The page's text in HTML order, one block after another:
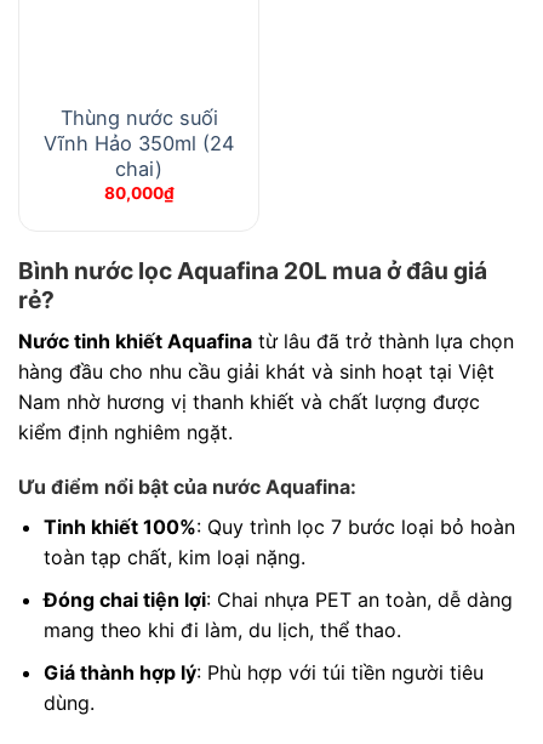
Thùng nước suối
Vĩnh Hảo 350ml (24
chai)
80,000₫
Bình nước lọc Aquafina 20L mua ở đâu giá
rẻ?
Nước tinh khiết Aquafina từ lâu đã trở thành lựa chọn
hàng đầu cho nhu cầu giải khát và sinh hoạt tại Việt
Nam nhờ hương vị thanh khiết và chất lượng được
kiểm định nghiêm ngặt.
Ưu điểm nổi bật của nước Aquafina:
Tinh khiết 100%: Quy trình lọc 7 bước loại bỏ hoàn
toàn tạp chất, kim loại nặng.
Đóng chai tiện lợi: Chai nhựa PET an toàn, dễ dàng
mang theo khi đi làm, du lịch, thể thao.
Giá thành hợp lý: Phù hợp với túi tiền người tiêu
dùng.